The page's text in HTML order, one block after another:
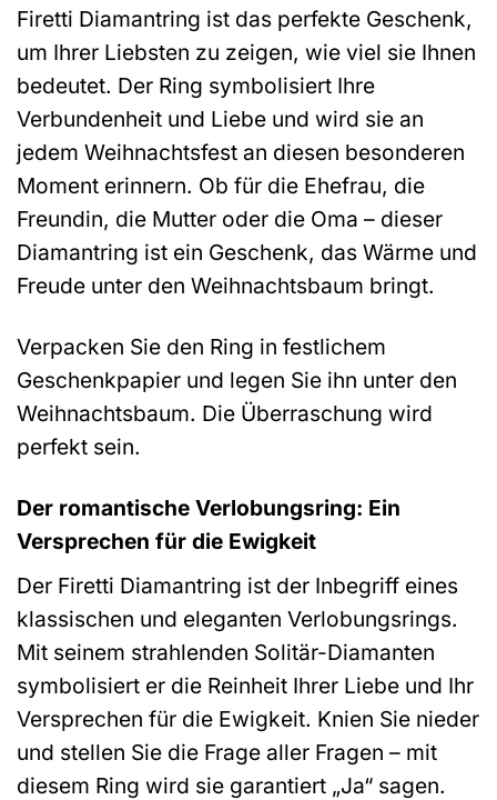
Firetti Diamantring ist das perfekte Geschenk,
um Ihrer Liebsten zu zeigen, wie viel sie Ihnen
bedeutet. Der Ring symbolisiert Ihre
Verbundenheit und Liebe und wird sie an
jedem Weihnachtsfest an diesen besonderen
Moment erinnern. Ob für die Ehefrau, die
Freundin, die Mutter oder die Oma – dieser
Diamantring ist ein Geschenk, das Wärme und
Freude unter den Weihnachtsbaum bringt.
Verpacken Sie den Ring in festlichem
Geschenkpapier und legen Sie ihn unter den
Weihnachtsbaum. Die Überraschung wird
perfekt sein.
Der romantische Verlobungsring: Ein
Versprechen für die Ewigkeit
Der Firetti Diamantring ist der Inbegriff eines
klassischen und eleganten Verlobungsrings.
Mit seinem strahlenden Solitär-Diamanten
symbolisiert er die Reinheit Ihrer Liebe und Ihr
Versprechen für die Ewigkeit. Knien Sie nieder
und stellen Sie die Frage aller Fragen – mit
diesem Ring wird sie garantiert „Ja“ sagen.